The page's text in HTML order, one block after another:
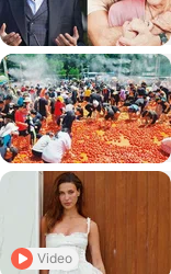
Video